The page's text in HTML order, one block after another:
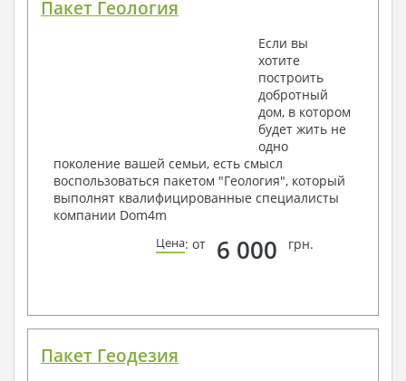
Пакет Геология
Если вы
хотите
построить
добротный
дом, в котором
будет жить не
одно
поколение вашей семьи, есть смысл
воспользоваться пакетом "Геология", который
выполнят квалифицированные специалисты
компании Dom4m
Цена: от 6 000 грн.
Пакет Геодезия